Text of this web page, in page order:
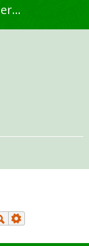
Nähkromanten - Die alternative Näh- und DIY-Community